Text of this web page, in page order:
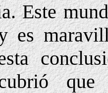
Este
es